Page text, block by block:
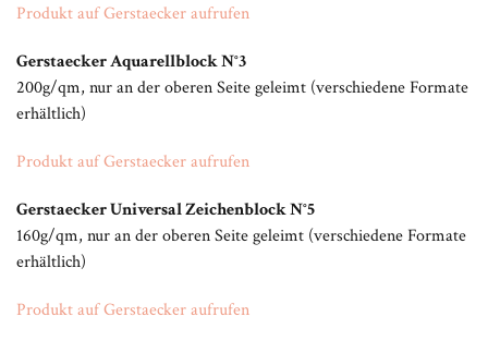
Produkt auf Gerstaecker aufrufen
Gerstaecker Aquarellblock N°3
200g/qm, nur an der oberen Seite geleimt (verschiedene Formate
erhältlich)
Produkt auf Gerstaecker aufrufen
Gerstaecker Universal Zeichenblock N°5
160g/qm, nur an der oberen Seite geleimt (verschiedene Formate
erhältlich)
Produkt auf Gerstaecker aufrufen